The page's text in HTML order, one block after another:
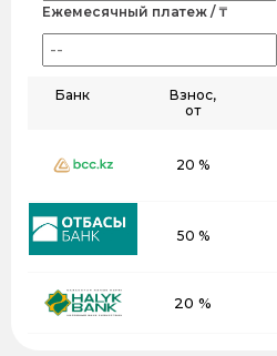
Ежемесячный платеж / ₸
Банк
Взнос,
от
20 %
50 %
20 %